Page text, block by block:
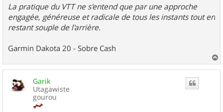
La pratique du VTT ne s'entend que par une approche
engagée, généreuse et radicale de tous les instants tout en
restant souple de l'arrière.
Garmin Dakota 20 - Sobre Cash
a
Garik
Utagawiste
gourou